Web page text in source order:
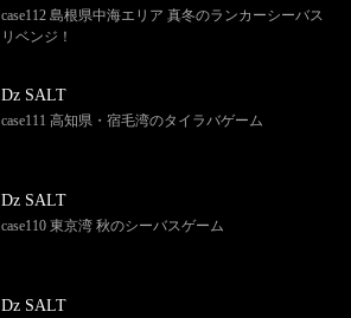
case112 島根県中海エリア 真冬のランカーシーバス
リベンジ！
Dz SALT
case111 高知県・宿毛湾のタイラバゲーム
Dz SALT
case110 東京湾 秋のシーバスゲーム
Dz SALT